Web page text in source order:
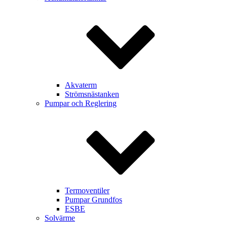
Akvaterm
Strömsnästanken
Pumpar och Reglering
Termoventiler
Pumpar Grundfos
ESBE
Solvärme